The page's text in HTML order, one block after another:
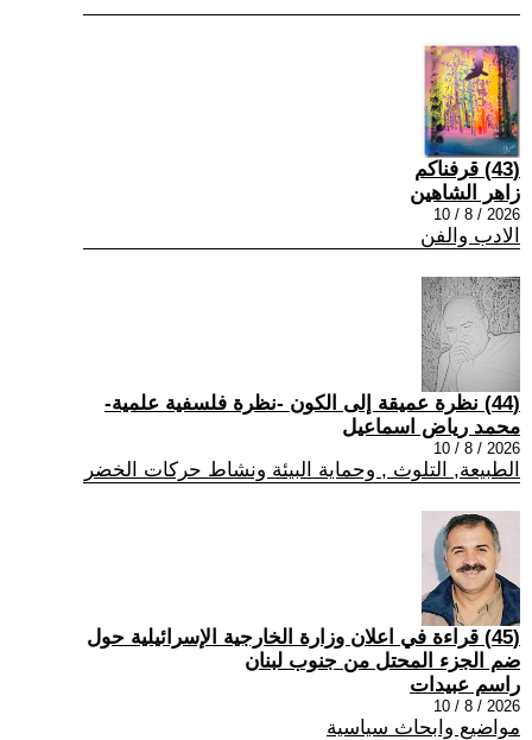
(43) قرفناكم
زاهر الشاهين
2026 / 8 / 10
الادب والفن
(44) نظرة عميقة إلى الكون -نظرة فلسفية علمية-
محمد رياض اسماعيل
2026 / 8 / 10
الطبيعة, التلوث , وحماية البيئة ونشاط حركات الخضر
(45) قراءة في اعلان وزارة الخارجية الإسرائيلية حول
ضم الجزء المحتل من جنوب لبنان
راسم عبيدات
2026 / 8 / 10
مواضيع وابحاث سياسية